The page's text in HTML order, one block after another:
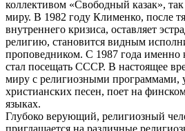
коллективом «Свободный казак»,
миру. В 1982 году Клименко, после
внутреннего кризиса, оставляет
религию, становится видным
проповедником. С 1987 года именно
стал посещать СССР. В настоящее
миру с религиозными программами,
христианских песен, поет на
языках.
Глубоко верующий, религиозный